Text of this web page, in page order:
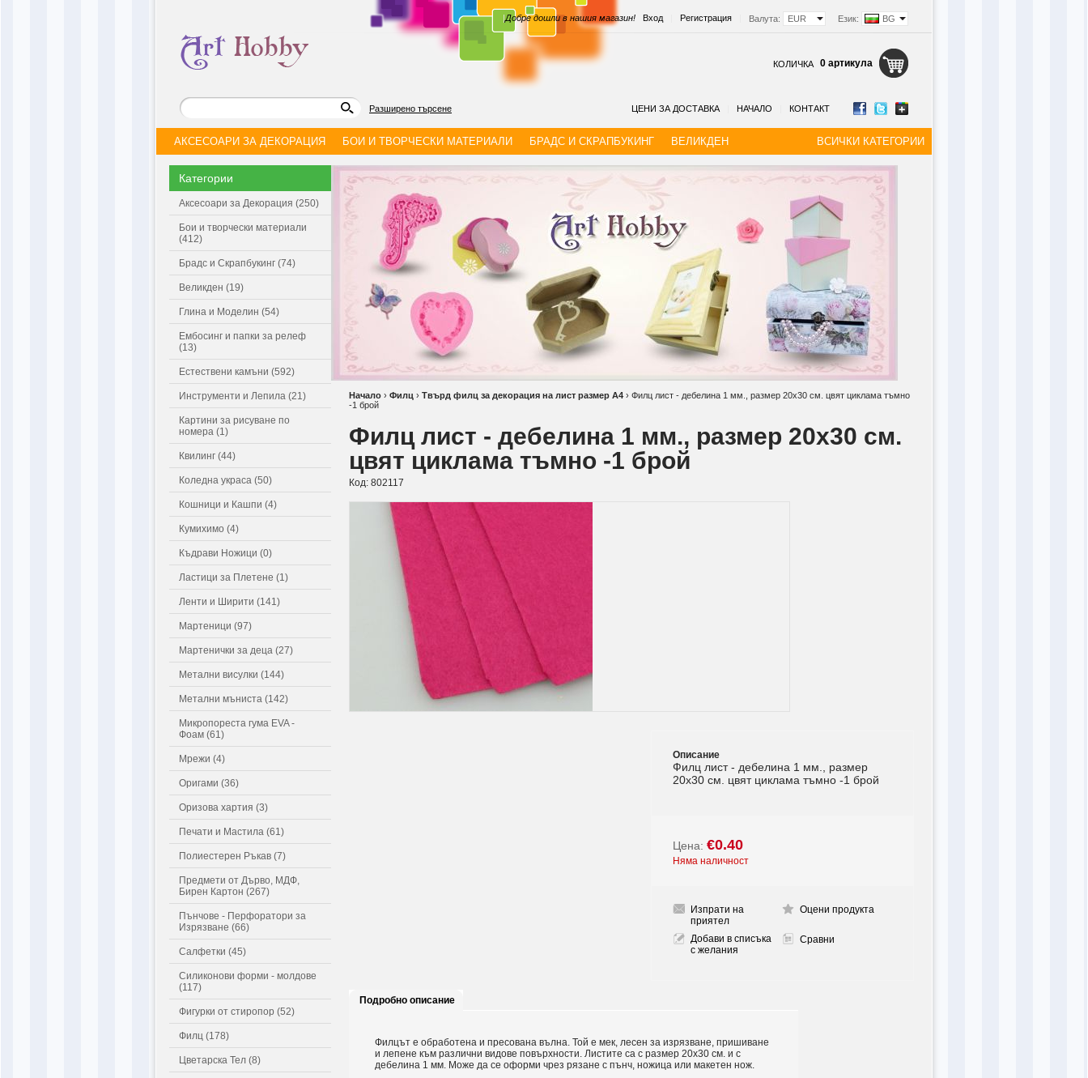
Език: BG
Валута: EUR
Вход Регистрация
Добре дошли в нашия магазин!
|
КОЛИЧКА 0 артикула
Разширено търсене ЦЕНИ ЗА ДОСТАВКА НАЧАЛО КОНТАКТ
АКСЕСОАРИ ЗА ДЕКОРАЦИЯ БОИ И ТВОРЧЕСКИ МАТЕРИАЛИ БРАДС И СКРАПБУКИНГ ВЕЛИКДЕН ВСИЧКИ КАТЕГОРИИ
Категории
Аксесоари за Декорация (250)
Бои и творчески материали
(412)
Брадс и Скрапбукинг (74)
Великден (19)
Глина и Моделин (54)
Ембосинг и папки за релеф
(13)
Естествени камъни (592)
Инструменти и Лепила (21)
Картини за рисуване по
номера (1)
Квилинг (44)
Коледна украса (50)
Кошници и Кашпи (4)
Кумихимо (4)
Къдрави Ножици (0)
Ластици за Плетене (1)
Ленти и Ширити (141)
Мартеници (97)
Мартенички за деца (27)
Метални висулки (144)
Метални мъниста (142)
Микропореста гума EVA -
Фоам (61)
Мрежи (4)
Оригами (36)
Оризова хартия (3)
Печати и Мастила (61)
Полиестерен Ръкав (7)
Предмети от Дърво, МДФ,
Бирен Картон (267)
Пънчове - Перфоратори за
Изрязване (66)
Салфетки (45)
Силиконови форми - молдове
(117)
Фигурки от стиропор (52)
Филц (178)
Цветарска Тел (8)
Начало › Филц › Твърд филц за декорация на лист размер А4 › Филц лист - дебелина 1 мм., размер 20x30 см. цвят циклама тъмно
-1 брой
Филц лист - дебелина 1 мм., размер 20x30 см.
цвят циклама тъмно -1 брой
Код: 802117
Описание
Филц лист - дебелина 1 мм., размер
20x30 см. цвят циклама тъмно -1 брой
Цена: €0.40
Няма наличност
Изпрати на
приятел
Оцени продукта
Добави в списъка
с желания
Сравни
Подробно описание
Филцът е обработена и пресована вълна. Той е мек, лесен за изрязване, пришиване
и лепене към различни видове повърхности. Листите са с размер 20х30 см. и с
дебелина 1 мм. Може да се оформи чрез рязане с пънч, ножица или макетен нож.